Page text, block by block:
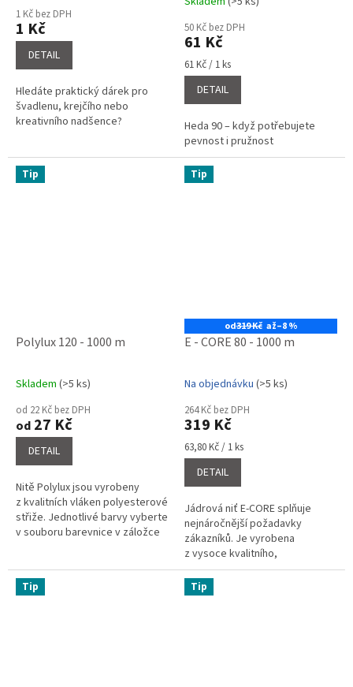
hodnocení
produktu
je
5,0
hvězdiček.
1 Kč bez DPH
1 Kč
DETAIL
Hledáte praktický dárek pro
švadlenu, krejčího nebo
kreativního nadšence?
50 Kč bez DPH
61 Kč
Měrná
cena:
61 Kč / 1 ks
DETAIL
Heda 90 – když potřebujete
pevnost i pružnost
Tip
Polylux 120 - 1000 m
Průměrné
hodnocení
produktu
je
4,0
hvězdiček.
Skladem (>5 ks)
od 22 Kč bez DPH
od 27 Kč
DETAIL
Nitě Polylux jsou vyrobeny
z kvalitních vláken polyesterové
střiže. Jednotlivé barvy vyberte
v souboru barevnice v záložce
Tip
od319 Kč až–8 %
E - CORE 80 - 1000 m
Průměrné
hodnocení
produktu
je
5,0
z
hvězdiček.
Na objednávku (>5 ks)
264 Kč bez DPH
319 Kč
Měrná
cena:
63,80 Kč / 1 ks
DETAIL
Jádrová niť E-CORE splňuje
nejnáročnější požadavky
zákazníků. Je vyrobena
z vysoce kvalitního,
stabilizovaného
polyesterového vlákna,
kombinací polyesterového
Tip Tip